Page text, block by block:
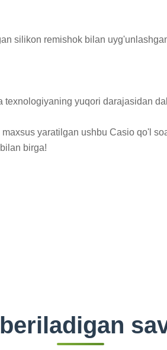
silikon remishok bilan
yuqori darajasidan
yaratilgan ushbu Casio qo'l
birga!